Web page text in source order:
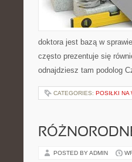
doktora jest bazą w
często prezentuje się
odnajdziesz tam podolog
CATEGORIES: POSIŁKI NA
POSTED BY ADMIN